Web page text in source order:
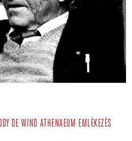
DE WIND ATHENAEUM EMLÉKEZÉS